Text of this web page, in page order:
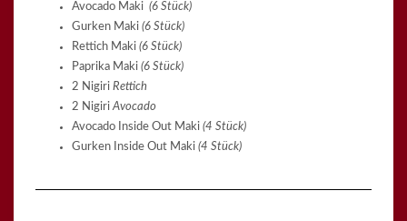
Avocado Maki (6 Stück)
Gurken Maki (6 Stück)
Rettich Maki (6 Stück)
Paprika Maki (6 Stück)
2 Nigiri Rettich
2 NigiriAvocado
Avocado Inside Out Maki(4 Stück)
Gurken Inside Out Maki(4 Stück)